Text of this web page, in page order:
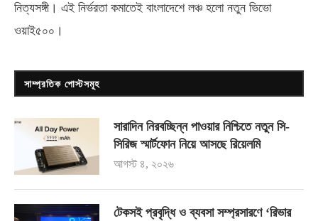
নিত্যসঙ্গী। এই নির্ভরতা কমাতেই বাংলাদেশে লঞ্চ হলো নতুন ভিভো
ওয়াই৫০০ ।
সাম্প্রতিক পোস্টসমূহ
সারাদিন নিরবচ্ছিন্ন পাওয়ার নিশ্চিতে নতুন সি-
সিরিজ স্মার্টফোন নিয়ে আসছে রিয়েলমি
আগস্ট ৪, ২০২৬
টেকসই প্রবৃদ্ধি ও ব্যবসা সম্প্রসারণে ‘রিভার